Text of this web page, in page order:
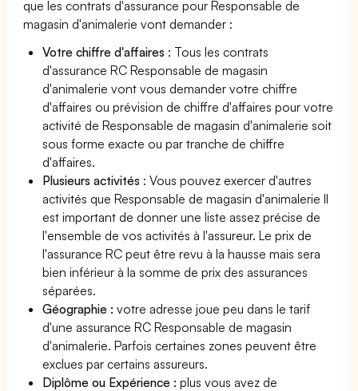
que les contrats d'assurance pour Responsable de
magasin d'animalerie vont demander :
Votre chiffre d'affaires : Tous les contrats
d'assurance RC Responsable de magasin
d'animalerie vont vous demander votre chiffre
d'affaires ou prévision de chiffre d'affaires pour votre
activité de Responsable de magasin d'animalerie soit
sous forme exacte ou par tranche de chiffre
d'affaires.
Plusieurs activités : Vous pouvez exercer d'autres
activités que Responsable de magasin d'animalerie Il
est important de donner une liste assez précise de
l'ensemble de vos activités à l'assureur. Le prix de
l'assurance RC peut être revu à la hausse mais sera
bien inférieur à la somme de prix des assurances
séparées.
Géographie :votre adresse joue peu dans le tarif
d'une assurance RC Responsable de magasin
d'animalerie. Parfois certaines zones peuvent être
exclues par certains assureurs.
Diplôme ou Expérience :plus vous avez de